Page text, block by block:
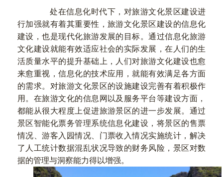
处在信息化时代下，对旅游文化景区建设进
行加强就有着其重要性，旅游文化景区建设的信息化
建设，也是现代化旅游发展的目标。通过信息化旅游
文化建设就能有效适应社会的实际发展，在人们的生
活质量水平的提升基础上，人们对旅游文化建设也愈
来愈重视，信息化的技术应用，就能有效满足各方面
的需求。对旅游文化景区的设施建设完善有着积极作
用。在旅游文化的信息网以及服务平台等建设方面，
都能从很大程度上促进旅游景区的进一步发展。通过
景区智能化票务管理系统信息化建设，将景区的售票
情况、游客入园情况、门票收入情况实施统计，解决
了人工统计数据混乱状况导致的财务风险，景区对数
据的管理与洞察能力得以增强。